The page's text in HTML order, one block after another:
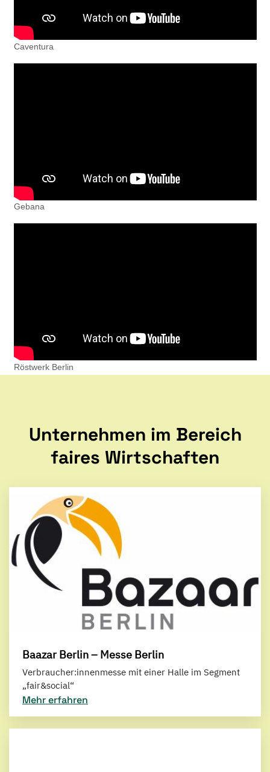
Caventura
Gebana
Röstwerk Berlin
Unternehmen im Bereich
faires Wirtschaften
Baazar Berlin – Messe Berlin
Verbraucher:innenmesse mit einer Halle im Segment
„fair&social“
Mehr erfahren